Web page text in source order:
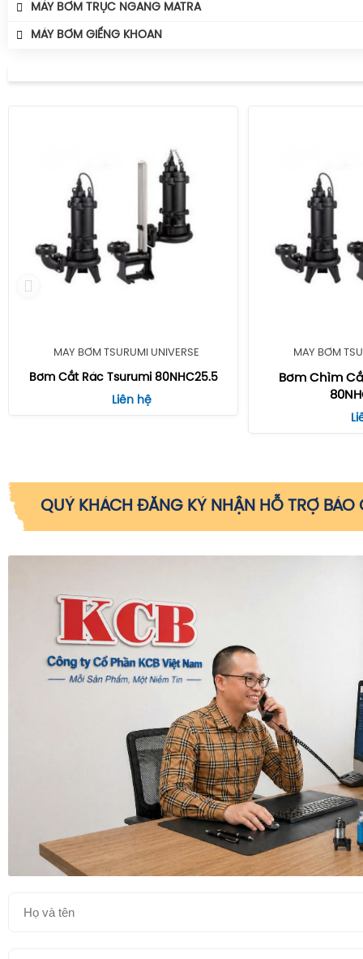
MÁY BƠM TRỤC NGANG MATRA
MÁY BƠM GIẾNG KHOAN
MÁY BƠM TSURUMI UNIVERSE
Bơm Cắt Rác Tsurumi 80NHC25.5
Liên hệ
MÁY BƠM
Bơm Chìm
QUÝ KHÁCH ĐĂNG KÝ NHẬN HỖ TRỢ BÁO